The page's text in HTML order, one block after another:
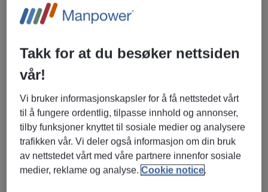
Vi ser etter deg som:
Er praktisk anlagt. nøyaktig og presis.
Har førerkort kl. B.
Er fleksibel og tilgjengelig fra ca. juli
Hvorfor søke oppdrag hos oss?
Som Norges største rekrutterings- og bemanningsbyrå
finner vi attraktive karrieremuligheter hos ulike aktører. Vi
Takk for at du besøker nettsiden
vår!
Vi bruker informasjonskapsler for å få nettstedet vårt
til å fungere ordentlig, tilpasse innhold og annonser,
tilby funksjoner knyttet til sosiale medier og analysere
trafikken vår. Vi deler også informasjon om din bruk
av nettstedet vårt med våre partnere innenfor sosiale
medier, reklame og analyse.Cookie notice.